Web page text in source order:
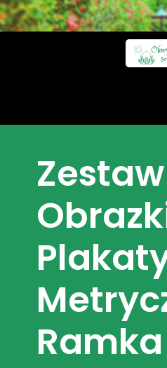
Skip
to